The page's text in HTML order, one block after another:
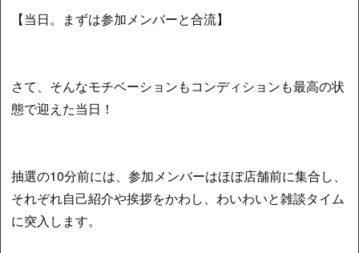
【当日。まずは参加メンバーと合流】
さて、そんなモチベーションもコンディションも最高の状
態で迎えた当日！
抽選の10分前には、参加メンバーはほぼ店舗前に集合し、
それぞれ自己紹介や挨拶をかわし、わいわいと雑談タイム
に突入します。